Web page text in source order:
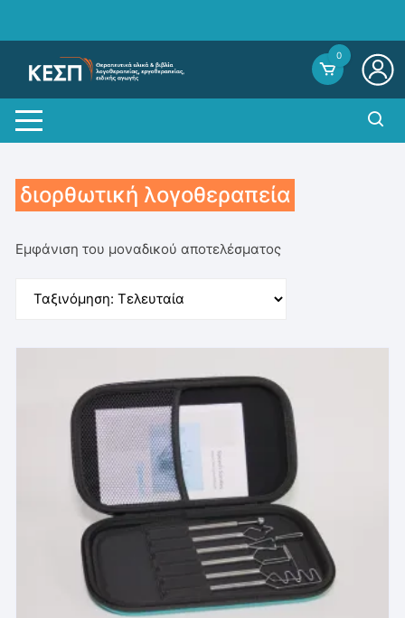
0
διορθωτική λογοθεραπεία
Εμφάνιση του μοναδικού αποτελέσματος